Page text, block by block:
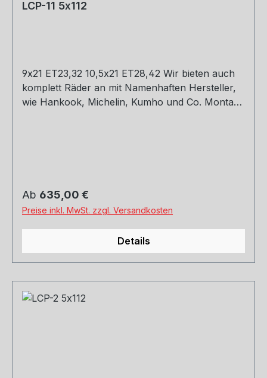
LCP-11 5x112
9x21 ET23,32 10,5x21 ET28,42 Wir bieten auch
komplett Räder an mit Namenhaften Hersteller,
wie Hankook, Michelin, Kumho und Co. Montage
Regulärer Preis:
Ab 635,00 €
Preise inkl. MwSt. zzgl. Versandkosten
Details